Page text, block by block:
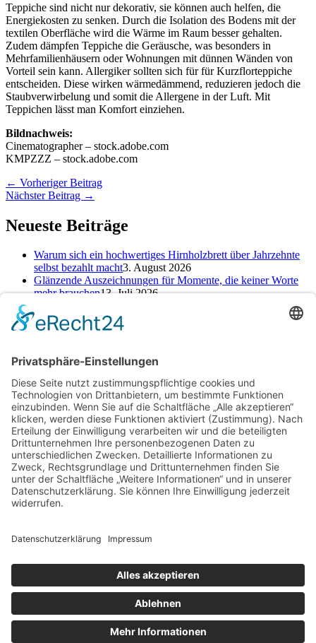
Teppiche sind nicht nur dekorativ, sie können auch helfen, die
Energiekosten zu senken. Durch die Isolation des Bodens mit der
textilen Oberfläche wird die Wärme im Raum besser gehalten.
Zudem dämpfen Teppiche die Geräusche, was besonders in
Mehrfamilienhäusern oder Wohnungen mit dünnen Wänden von
Vorteil sein kann. Allergiker sollten sich für für Kurzflorteppiche
entscheiden. Diese wirken wärmedämmend, reduzieren jedoch die
Staubverwirbelung und somit die Allergene in der Luft. Mit
Teppichen lässt man Komfort einziehen.
Bildnachweis:
Cinematographer – stock.adobe.com
KMPZZZ – stock.adobe.com
← Vorheriger Beitrag
Nächster Beitrag →
Neueste Beiträge
Warum sich ein hochwertiges Hirnholzbrett über Jahrzehnte
selbst bezahlt macht3. August 2026
Glänzende Auszeichnungen für Momente, die keiner Worte
mehr brauchen13. Juli 2026
starten25. Juni 2026
Kategorien
Schlagwörter
Baufinanzierung Beratung Beruf cbd online kaufen Einsparungen Erfahrung
Finanzen Hautpflege Kamin Kinder Konto Kredit Motivation Ofen Pool
Reinigungsdienst
Reise Renovierung Rückgabe Selbst machen Selbstständigkeit
Sparen Sparen im Alltag Sparfuchs Sparkonto Tagesgeld Taschengeld Umtausch
Unterstützung Upcycling
Archiv
Archiv
Copyright © 2026 Dein Sparschwein